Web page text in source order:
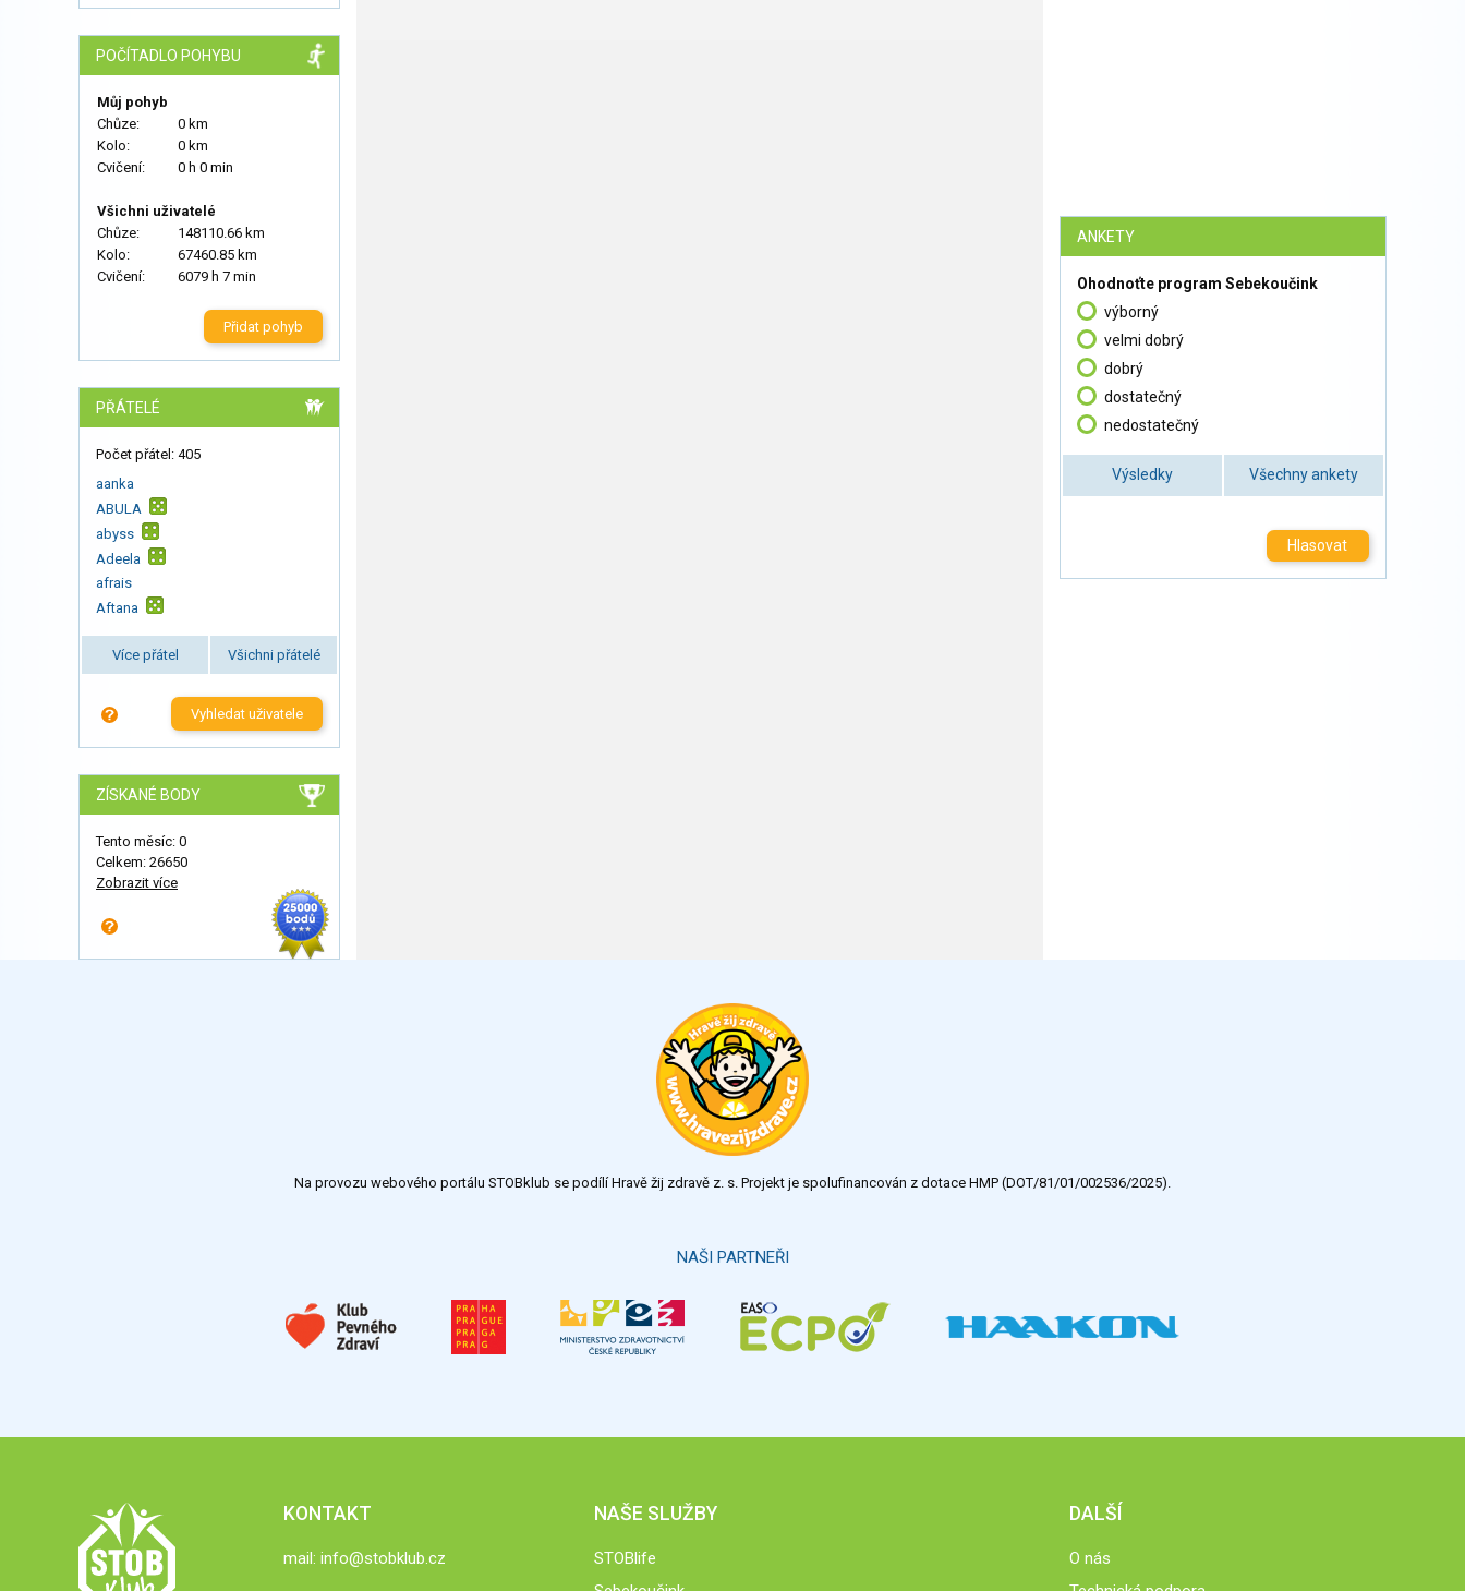
POČÍTADLO POHYBU
Můj pohyb
Chůze:
0 km
Kolo:
0 km
Cvičení:
0 h 0 min
Všichni uživatelé
Chůze:
148110.66 km
Kolo:
67460.85 km
Cvičení:
6079 h 7 min
Přidat pohyb
PŘÁTELÉ
Počet přátel: 405
aanka
ABULA
abyss
Adeela
afrais
Aftana
Více přátel Všichni přátelé
Vyhledat uživatele
ZÍSKANÉ BODY
Tento měsíc: 0
Celkem: 26650
Zobrazit více
ANKETY
Ohodnoťte program Sebekoučink
výborný
velmi dobrý
dobrý
dostatečný
nedostatečný
Výsledky Všechny ankety
Hlasovat
Na provozu webového portálu STOBklub se podílí Hravě žij zdravě z. s. Projekt je spolufinancován z dotace HMP (DOT/81/01/002536/2025).
NAŠI PARTNEŘI
KONTAKT
mail: info@stobklub.cz
NAŠE SLUŽBY
STOBlife
DALŠÍ
O nás